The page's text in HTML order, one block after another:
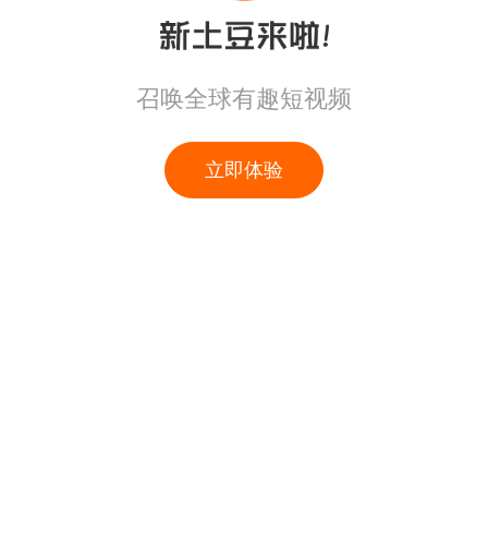
召唤全球有趣短视频
立即体验